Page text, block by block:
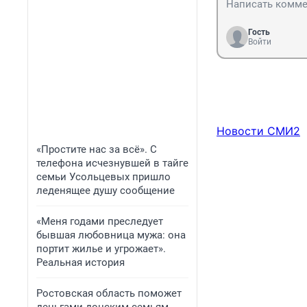
«Простите нас за всё». С
телефона исчезнувшей в тайге
семьи Усольцевых пришло
леденящее душу сообщение
«Меня годами преследует
бывшая любовница мужа: она
портит жилье и угрожает».
Реальная история
Ростовская область поможет
Гость
Войти
Новости СМИ2